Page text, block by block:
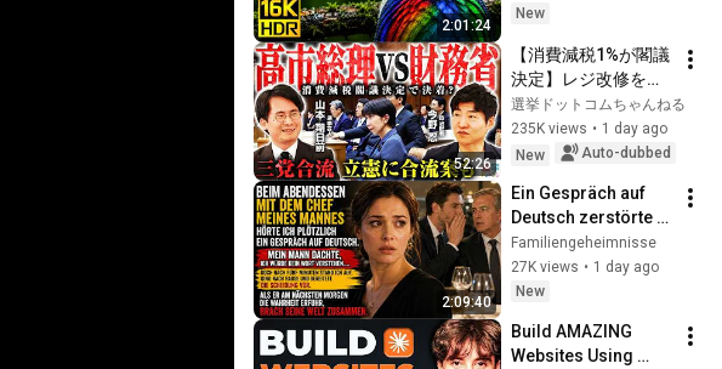
2:01:24
Video • 8K ULTRA HD
New
52:26
【消費減税1%が閣議
決定】レジ改修を巡
る攻防と自民党内の
激しい葛藤／中道・
立憲・公明の3党合流
の選択肢」とは？
【今野忍×山本期日
前】｜選挙ドットコ
ム
選挙ドットコムちゃんねる
235K views • 1 day ago
New
Auto-dubbed
2:09:40
Ein Gespräch auf
Deutsch zerstörte
meine Ehe - mein
Mann bemerkte es
viel zu spät.
Familiengeheimnisse
27K views • 1 day ago
New
Build AMAZING
Websites Using